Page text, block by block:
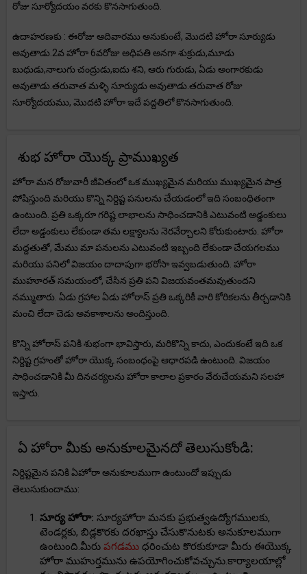
రోజు సూర్యోదయం వరకు కొనసాగుతుంది.
ఉదాహరణకు : ఈరోజు ఆదివారము అనుకుంటే, మొదటి హోరా సూర్యుడు
అవుతాడు.2వ హోరా 6వరోజు అధిపతి అనగా శుక్రుడు,మూడు
బుధుడు,నాలుగు చంద్రుడు,ఐదు శని, ఆరు గురుడు, ఏడు అంగారకుడు
అవుతాడు.తరువాత మళ్ళి సూర్యుడు అవుతాడు.తరువాత రోజు
సూర్యోదయము, మొదటి హోరా ఇదే పద్దతిలో కొనసాగుతుంది.
శుభ హోరా యొక్క ప్రాముఖ్యత
హోరా మన రోజువారీ జీవితంలో ఒక ముఖ్యమైన మరియు ముఖ్యమైన పాత్ర
పోషిస్తుంది మరియు కొన్ని నిర్దిష్ట పనులను చేయడంలో ఇది సంబంధితంగా
ఉంటుంది. ప్రతి ఒక్కరూ గరిష్ట లాభాలను సాధించడానికి ఎటువంటి అడ్డంకులు
లేదా అడ్డంకులు లేకుండా తమ లక్ష్యాలను నెరవేర్చాలని కోరుకుంటారు. హోరా
మద్దతుతో, మేము మా పనులను ఎటువంటి ఇబ్బంది లేకుండా చేయగలము
మరియు పనిలో విజయం దాదాపుగా భరోసా ఇవ్వబడుతుంది. హోరా
ముహూరత్ సమయంలో, చేసిన ప్రతి పని విజయవంతమవుతుందని
నమ్ముతారు. ఏడు గ్రహాల ఏడు హోరాస్ ప్రతి ఒక్కరికీ వారి కోరికలను తీర్చడానికి
మంచి లేదా చెడు అవకాశాలను అందిస్తుంది.
కొన్ని హోరాస్ పనికి శుభంగా భావిస్తారు, మరికొన్ని కాదు, ఎందుకంటే ఇది ఒక
నిర్దిష్ట గ్రహంతో హోరా యొక్క సంబంధంపై ఆధారపడి ఉంటుంది. విజయం
సాధించడానికి మీ దినచర్యలను హోరా కాలాల ప్రకారం వేరుచేయమని సలహా
ఇస్తారు.
ఏ హోరా మీకు అనుకూలమైనదో తెలుసుకోండి:
నిర్దిష్టమైన పనికి ఏహోరా అనుకూలముగా ఉంటుందో ఇప్పుడు
తెలుసుకుందాము:
సూర్య హోరా: సూర్యహోరా మనకు ప్రభుత్వఉద్యోగములకు,
టెండర్లకు, బిడ్లకొరకు దరఖాస్తు చేసుకొనుటకు అనుకూలముగా
ఉంటుంది.మీరు పగడము ధరించుట కొరకుకూడా మీరు ఈయొక్క
హోరా ముహుర్తమును ఉపయోగించుకోవచ్చును.కార్యాలయాల్లో